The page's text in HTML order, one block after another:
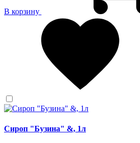
В корзину
Сироп "Бузина" &, 1л